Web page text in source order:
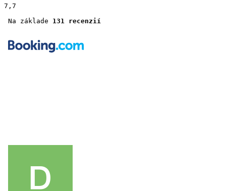
7,7
Na základe 131 recenzií